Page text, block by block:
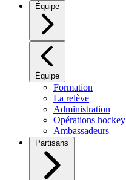
Équipe
Équipe
Formation
La relève
Administration
Opérations hockey
Ambassadeurs
Partisans